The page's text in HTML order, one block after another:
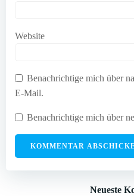
Website
Benachrichtige mich über
E-Mail.
Benachrichtige mich über
Neueste